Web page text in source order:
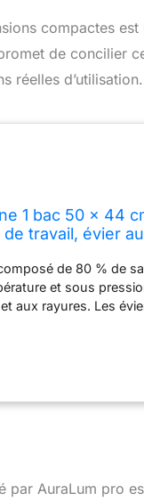
compactes
de concilier
réelles d’utilisation.
1 bac 50 x 44
travail, évier
de 80 % de
et sous
aux rayures. Les
soucier de la
est dense et non
la baignoire avec
le bruit
par AuraLum pro